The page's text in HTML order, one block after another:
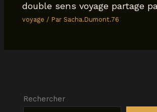
double sens voyage partage
voyage / ParSacha.Dumont.76
Rechercher